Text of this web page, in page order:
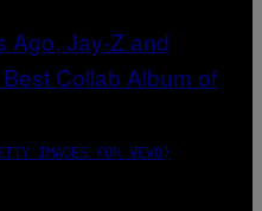
IMAGES FOR VEVO)